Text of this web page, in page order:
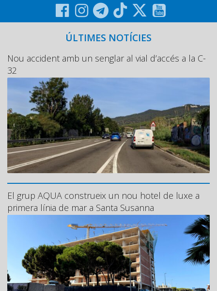
ÚLTIMES NOTÍCIES
Nou accident amb un senglar al vial d’accés a la C-
32
El grup AQUA construeix un nou hotel de luxe a
primera línia de mar a Santa Susanna